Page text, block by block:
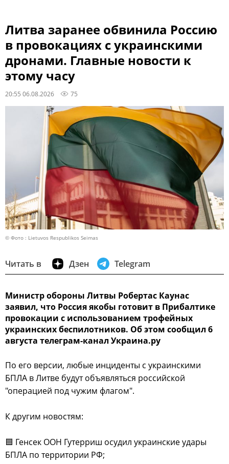
Литва заранее обвинила Россию
в провокациях с украинскими
дронами. Главные новости к
этому часу
20:55 06.08.2026 75
© Фото : Lietuvos Respublikos Seimas
Читать в Дзен Telegram
Министр обороны Литвы Робертас Каунас
заявил, что Россия якобы готовит в Прибалтике
провокации с использованием трофейных
украинских беспилотников. Об этом сообщил 6
августа телеграм-канал Украина.ру
По его версии, любые инциденты с украинскими
БПЛА в Литве будут объявляться российской
"операцией под чужим флагом".
К другим новостям:
🟦 Генсек ООН Гутерриш осудил украинские удары
БПЛА по территории РФ;